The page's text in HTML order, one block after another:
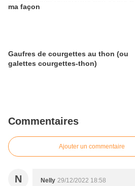
ma façon
Gaufres de courgettes au thon (ou
galettes courgettes-thon)
Commentaires
Ajouter un commentaire
N Nelly 29/12/2022 18:58